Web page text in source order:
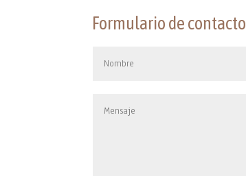
Formulario de contacto